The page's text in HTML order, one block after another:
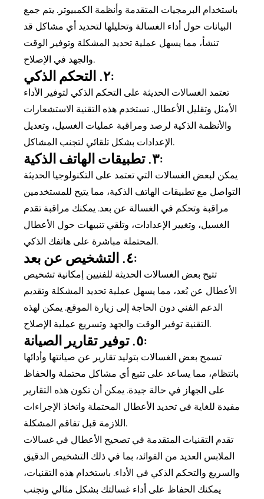
باستخدام البرمجيات المتقدمة وأنظمة الكمبيوتر. يتم جمع
البيانات حول أداء الغسالة وتحليلها لتحديد أي مشاكل قد
تنشأ، مما يسهل عملية تحديد المشكلة وتوفير الوقت
والجهد في الإصلاح.
٢. التحكم الذكي:
تعتمد الغسالات الحديثة على التحكم الذكي لتوفير الأداء
الأمثل وتقليل الأعطال. تستخدم هذه التقنية الاستشعارات
والأنظمة الذكية لرصد ومراقبة عمليات الغسيل، وتعديل
الإعدادات بشكل تلقائي لتجنب المشاكل.
٣. تطبيقات الهاتف الذكية:
يمكن لبعض الغسالات التي تعتمد على التكنولوجيا الحديثة
التواصل مع تطبيقات الهاتف الذكية، مما يتيح للمستخدمين
مراقبة وتحكم في الغسالة عن بعد. يمكنك مراقبة تقدم
الغسيل، وتغيير الإعدادات، وتلقي تنبيهات حول الأعطال
المحتملة مباشرة على هاتفك الذكي.
٤. التشخيص عن بعد:
تتيح بعض الغسالات الحديثة للفنيين إمكانية تشخيص
الأعطال عن بُعد، مما يسهل عملية تحديد المشكلة وتقديم
الدعم الفني دون الحاجة إلى زيارة الموقع. يمكن لهذه
التقنية توفير الوقت والجهد وتسريع عملية الإصلاح.
٥. توفير تقارير الصيانة:
تسمح بعض الغسالات بتوليد تقارير عن صيانتها وأدائها
بانتظام، مما يساعد على تتبع أي مشاكل محتملة والحفاظ
على الجهاز في حالة جيدة. يمكن أن تكون هذه التقارير
مفيدة للغاية في تحديد الأعطال المحتملة واتخاذ الإجراءات
اللازمة قبل تفاقم المشكلة.
تقدم التقنيات المتقدمة في تصحيح الأعطال في غسالات
الملابس العديد من الفوائد، بما في ذلك التشخيص الدقيق
والسريع والتحكم الذكي في الأداء. باستخدام هذه التقنيات،
يمكنك الحفاظ على أداء غسالتك بشكل مثالي وتجنب